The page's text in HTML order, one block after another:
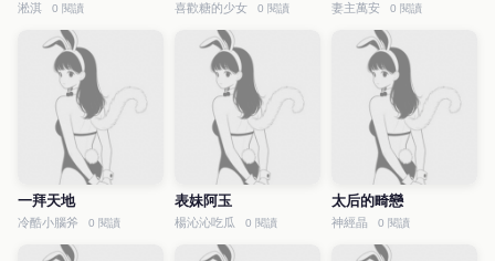
淞淇 0 閱讀 喜歡糖的少女 0 閱讀 妻主萬安 0 閱讀
一拜天地
冷酷小腦斧 0 閱讀
表妹阿玉
楊沁沁吃瓜 0 閱讀
太后的畸戀
神經晶 0 閱讀